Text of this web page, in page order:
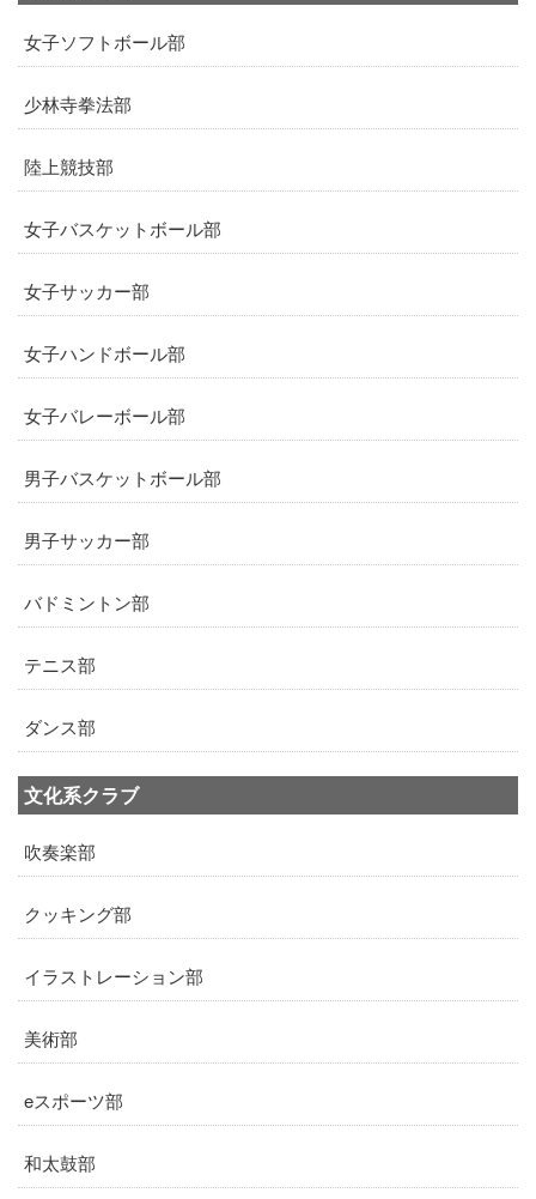
女子ソフトボール部
少林寺拳法部
陸上競技部
女子バスケットボール部
女子サッカー部
女子ハンドボール部
女子バレーボール部
男子バスケットボール部
男子サッカー部
バドミントン部
テニス部
ダンス部
文化系クラブ
吹奏楽部
クッキング部
イラストレーション部
美術部
eスポーツ部
和太鼓部